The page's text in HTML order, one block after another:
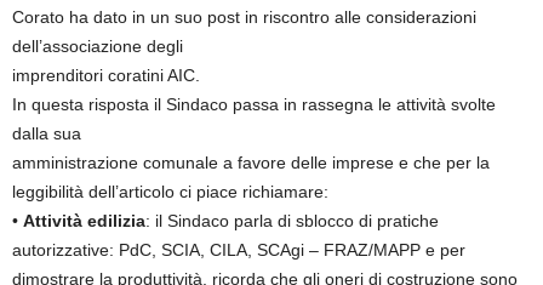
Corato ha dato in un suo post in riscontro alle considerazioni
dell’associazione degli
imprenditori coratini AIC.
In questa risposta il Sindaco passa in rassegna le attività svolte
dalla sua
amministrazione comunale a favore delle imprese e che per la
leggibilità dell’articolo ci piace richiamare:
• Attività edilizia: il Sindaco parla di sblocco di pratiche
autorizzative: PdC, SCIA, CILA, SCAgi – FRAZ/MAPP e per
dimostrare la produttività, ricorda che gli oneri di costruzione sono